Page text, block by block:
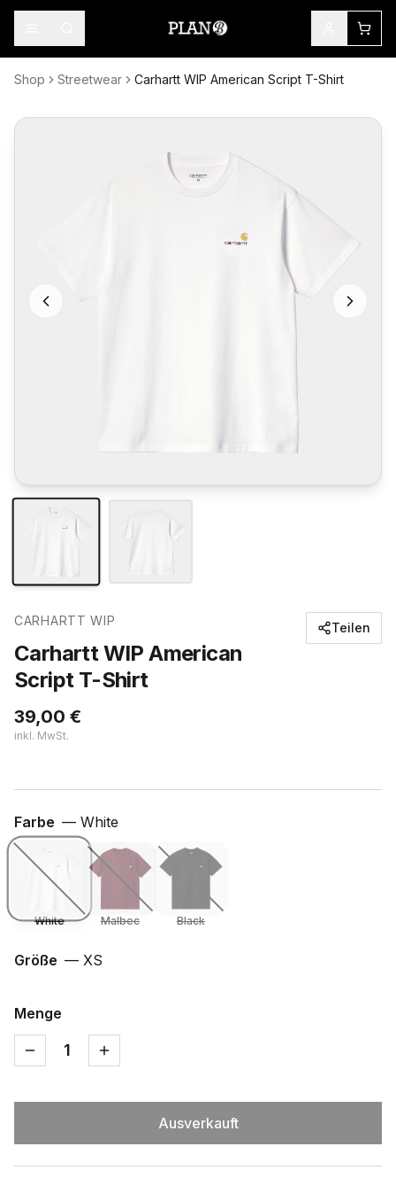
Shop Streetwear Carhartt WIP American Script T-Shirt
CARHARTT WIP
Carhartt WIP American
Script T-Shirt
39,00 €
inkl. MwSt.
Teilen
Farbe — White
White Malbec Black
Größe — XS
Menge
1
Ausverkauft